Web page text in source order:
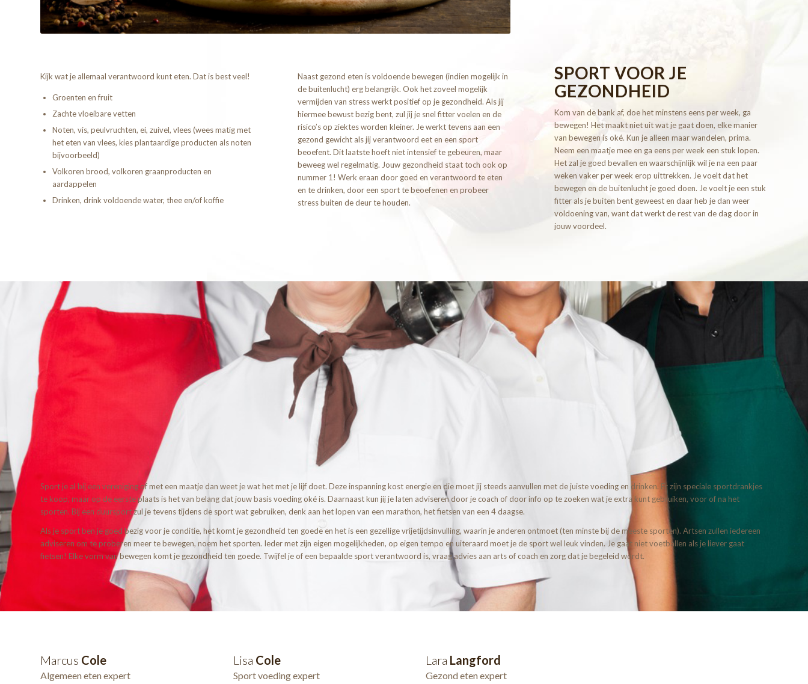
Kijk wat je allemaal verantwoord kunt eten. Dat is best veel!
Groenten en fruit
Zachte vloeibare vetten
Noten, vis, peulvruchten, ei, zuivel, vlees (wees matig met
het eten van vlees, kies plantaardige producten als noten
bijvoorbeeld)
Volkoren brood, volkoren graanproducten en
aardappelen
Drinken, drink voldoende water, thee en/of koffie
Naast gezond eten is voldoende bewegen (indien mogelijk in
de buitenlucht) erg belangrijk. Ook het zoveel mogelijk
vermijden van stress werkt positief op je gezondheid. Als jij
hiermee bewust bezig bent, zul jij je snel fitter voelen en de
risico’s op ziektes worden kleiner. Je werkt tevens aan een
gezond gewicht als jij verantwoord eet en een sport
beoefent. Dit laatste hoeft niet intensief te gebeuren, maar
beweeg wel regelmatig. Jouw gezondheid staat toch ook op
nummer 1! Werk eraan door goed en verantwoord te eten
en te drinken, door een sport te beoefenen en probeer
stress buiten de deur te houden.
SPORT VOOR JE
GEZONDHEID
Kom van de bank af, doe het minstens eens per week, ga
bewegen! Het maakt niet uit wat je gaat doen, elke manier
van bewegen is oké. Kun je alleen maar wandelen, prima.
Neem een maatje mee en ga eens per week een stuk lopen.
Het zal je goed bevallen en waarschijnlijk wil je na een paar
weken vaker per week erop uittrekken. Je voelt dat het
bewegen en de buitenlucht je goed doen. Je voelt je een stuk
fitter als je buiten bent geweest en daar heb je dan weer
voldoening van, want dat werkt de rest van de dag door in
jouw voordeel.
Sport je al bij een vereniging of met een maatje dan weet je wat het met je lijf doet. Deze inspanning kost energie en die moet jij steeds aanvullen met de juiste voeding en drinken. Er zijn speciale sportdrankjes
te koop, maar op de eerste plaats is het van belang dat jouw basis voeding oké is. Daarnaast kun jij je laten adviseren door je coach of door info op te zoeken wat je extra kunt gebruiken, voor of na het
sporten. Bij een duursport zul je tevens tijdens de sport wat gebruiken, denk aan het lopen van een marathon, het fietsen van een 4 daagse.
Als je sport ben je goed bezig voor je conditie, het komt je gezondheid ten goede en het is een gezellige vrijetijdsinvulling, waarin je anderen ontmoet (ten minste bij de meeste sporten). Artsen zullen iedereen
adviseren om te proberen meer te bewegen, noem het sporten. Ieder met zijn eigen mogelijkheden, op eigen tempo en uiteraard moet je de sport wel leuk vinden. Je gaat niet voetballen als je liever gaat
fietsen! Elke vorm van bewegen komt je gezondheid ten goede. Twijfel je of een bepaalde sport verantwoord is, vraag advies aan arts of coach en zorg dat je begeleid wordt.
Marcus Cole
Algemeen eten expert
Lisa Cole
Sport voeding expert
Lara Langford
Gezond eten expert